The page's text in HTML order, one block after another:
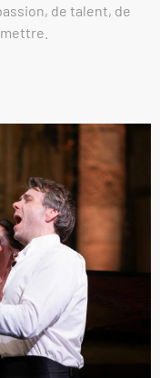
de talent, de